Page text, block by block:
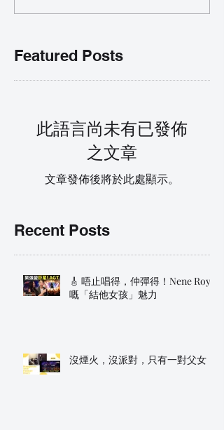
Featured Posts
此語言尚未有已發佈
之文章
文章發佈後將於此處顯示。
Recent Posts
🎸 唔止唱得，仲彈得！Nene Royal
嘅「結他女孩」魅力
沒煙火，沒派對，只有一對父女